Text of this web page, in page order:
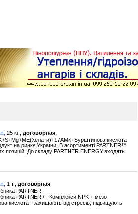
25 кг., договорная
кислота
на ринку України. В асортименті PARTNER™
позицій. До складу PARTNER ENERGY входять
1 т., договорная
PARTNER
PARTNER / - Комплекси NPK + мезо-
кислота - захищають від стресів, підвищують